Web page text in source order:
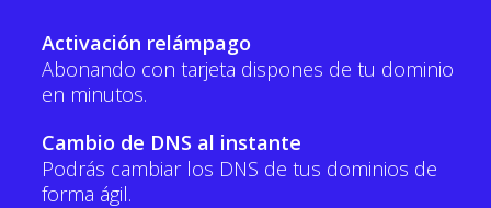
Activación relámpago
Abonando con tarjeta dispones de tu dominio
en minutos.
Cambio de DNS al instante
Podrás cambiar los DNS de tus dominios de
forma ágil.